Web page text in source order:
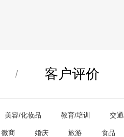
/ 客户评价
美容/化妆品 教育/培训 交
微商 婚庆 旅游 食品